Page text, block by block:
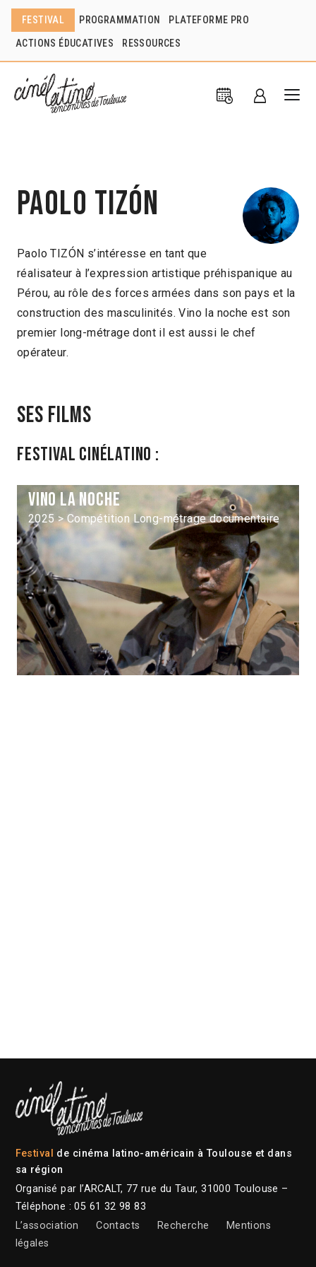
FESTIVAL PROGRAMMATION PLATEFORME PRO
ACTIONS ÉDUCATIVES RESSOURCES
Paolo Tizón
Paolo TIZÓN s’intéresse en tant que
réalisateur à l’expression artistique préhispanique au
Pérou, au rôle des forces armées dans son pays et la
construction des masculinités. Vino la noche est son
premier long-métrage dont il est aussi le chef
opérateur.
Ses films
Festival Cinélatino :
Vino la noche
2025 > Compétition Long-métrage documentaire
Festival de cinéma latino-américain à Toulouse et dans
sa région
Organisé par l’ARCALT, 77 rue du Taur, 31000 Toulouse –
Téléphone : 05 61 32 98 83
L’association
Contacts Recherche
Mentions
légales